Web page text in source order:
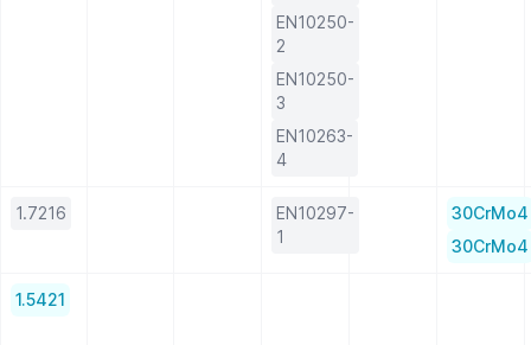
EN10250-
2
EN10250-
3
EN10263-
4
1.7216
EN10297-
1
30CrMo4
30CrMo4
1.5421